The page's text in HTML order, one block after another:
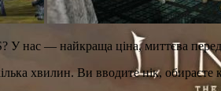
У нас — найкраща ціна, миттєва
хвилин. Ви вводите нік, обираєте